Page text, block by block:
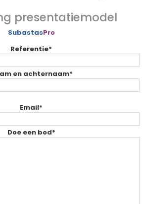
presentatiemodel
SubastasPro
Referentie*
en achternaam*
Email*
Doe een bod*